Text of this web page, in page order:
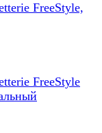
FreeStyle,
FreeStyle